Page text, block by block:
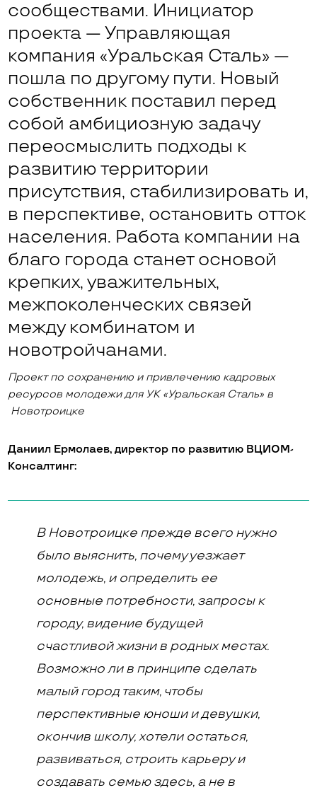
сообществами. Инициатор
проекта — Управляющая
компания «Уральская Сталь» —
пошла по другому пути. Новый
собственник поставил перед
собой амбициозную задачу
переосмыслить подходы к
развитию территории
присутствия, стабилизировать и,
в перспективе, остановить отток
населения. Работа компании на
благо города станет основой
крепких, уважительных,
межпоколенческих связей
между комбинатом и
новотройчанами.
Проект по сохранению и привлечению кадровых
ресурсов молодежи для УК «Уральская Сталь» в
Новотроицке
Даниил Ермолаев, директор по развитию ВЦИОМ-
Консалтинг:
В Новотроицке прежде всего нужно
было выяснить, почему уезжает
молодежь, и определить ее
основные потребности, запросы к
городу, видение будущей
счастливой жизни в родных местах.
Возможно ли в принципе сделать
малый город таким, чтобы
перспективные юноши и девушки,
окончив школу, хотели остаться,
развиваться, строить карьеру и
создавать семью здесь, а не в